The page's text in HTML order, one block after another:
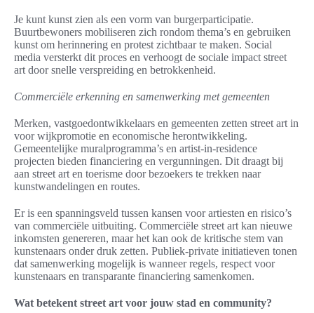
Je kunt kunst zien als een vorm van burgerparticipatie.
Buurtbewoners mobiliseren zich rondom thema’s en gebruiken
kunst om herinnering en protest zichtbaar te maken. Social
media versterkt dit proces en verhoogt de sociale impact street
art door snelle verspreiding en betrokkenheid.
Commerciële erkenning en samenwerking met gemeenten
Merken, vastgoedontwikkelaars en gemeenten zetten street art in
voor wijkpromotie en economische herontwikkeling.
Gemeentelijke muralprogramma’s en artist-in-residence
projecten bieden financiering en vergunningen. Dit draagt bij
aan street art en toerisme door bezoekers te trekken naar
kunstwandelingen en routes.
Er is een spanningsveld tussen kansen voor artiesten en risico’s
van commerciële uitbuiting. Commerciële street art kan nieuwe
inkomsten genereren, maar het kan ook de kritische stem van
kunstenaars onder druk zetten. Publiek-private initiatieven tonen
dat samenwerking mogelijk is wanneer regels, respect voor
kunstenaars en transparante financiering samenkomen.
Wat betekent street art voor jouw stad en community?